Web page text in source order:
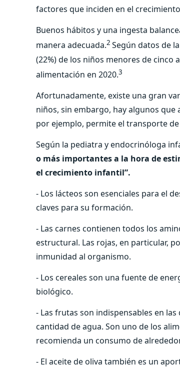
factores que inciden en el
Buenos hábitos y una ingesta
manera adecuada.2 Según datos de
(22%) de los niños menores de
alimentación en 2020.3
Afortunadamente, existe una gran
niños, sin embargo, hay algunos
por ejemplo, permite el transporte
Según la pediatra y endocrinóloga
o más importantes a la hora de
el crecimiento infantil”.
- Los lácteos son esenciales para el
claves para su formación.
- Las carnes contienen todos los
estructural. Las rojas, en particular,
inmunidad al organismo.
- Los cereales son una fuente de
biológico.
- Las frutas son indispensables en
cantidad de agua. Son uno de los
recomienda un consumo de
- El aceite de oliva también es un